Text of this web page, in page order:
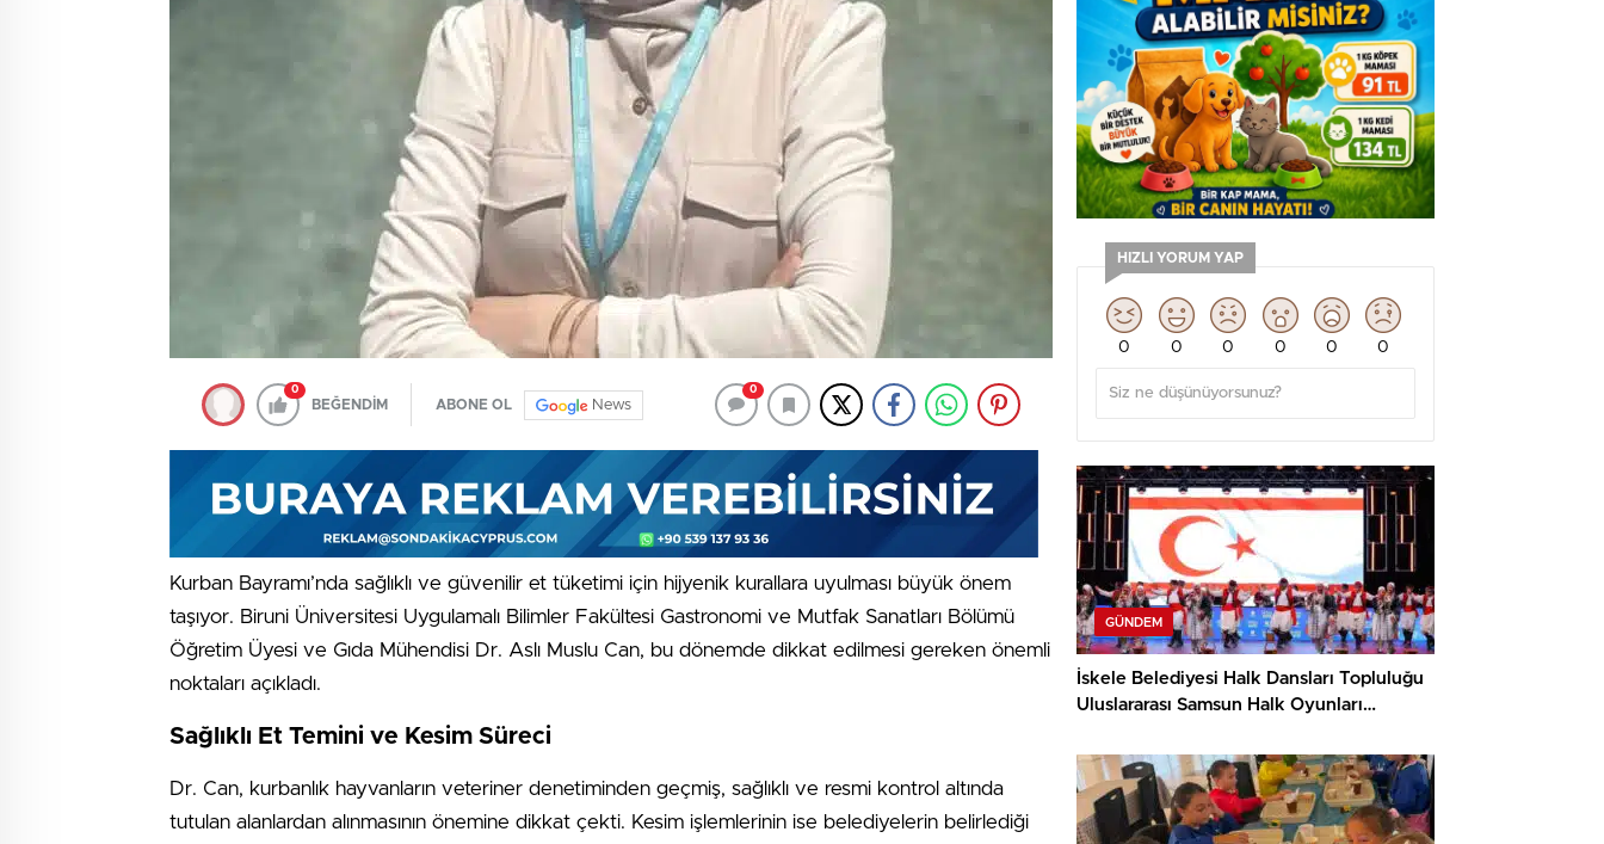
0
BEĞENDİM ABONE OL News
0
Kurban Bayramı’nda sağlıklı ve güvenilir et tüketimi için hijyenik kurallara uyulması büyük önem
taşıyor. Biruni Üniversitesi Uygulamalı Bilimler Fakültesi Gastronomi ve Mutfak Sanatları Bölümü
Öğretim Üyesi ve Gıda Mühendisi Dr. Aslı Muslu Can, bu dönemde dikkat edilmesi gereken önemli
noktaları açıkladı.
Sağlıklı Et Temini ve Kesim Süreci
Dr. Can, kurbanlık hayvanların veteriner denetiminden geçmiş, sağlıklı ve resmi kontrol altında
tutulan alanlardan alınmasının önemine dikkat çekti. Kesim işlemlerinin ise belediyelerin belirlediği
HIZLI YORUM YAP
0 0 0 0 0 0
GÜNDEM
İskele Belediyesi Halk Dansları Topluluğu
Uluslararası Samsun Halk Oyunları
Ediyor